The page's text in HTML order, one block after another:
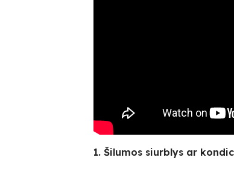
1. Šilumos siurblys ar